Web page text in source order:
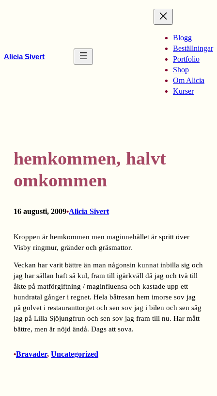
Alicia Sivert
Blogg
Beställningar
Portfolio
Shop
Om Alicia
Kurser
hemkommen, halvt
omkommen
16 augusti, 2009•Alicia Sivert
Kroppen är hemkommen men maginnehållet är spritt över
Visby ringmur, gränder och gräsmattor.
Veckan har varit bättre än man någonsin kunnat inbilla sig och
jag har sällan haft så kul, fram till igårkväll då jag och två till
åkte på matförgiftning / maginfluensa och kastade upp ett
hundratal gånger i regnet. Hela båtresan hem imorse sov jag
på golvet i restauranttorget och sen sov jag i bilen och sen såg
jag på Lilla Sjöjungfrun och sen sov jag fram till nu. Har mått
bättre, men är nöjd ändå. Dags att sova.
•Bravader, Uncategorized